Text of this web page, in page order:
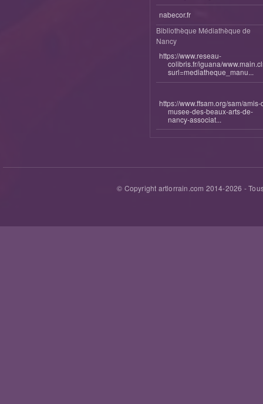
nabecor.fr
Bibliothèque Médiathèque de
Nancy
https://www.reseau-
colibris.fr/iguana/
surl=mediatheque_manu...
https://www.ffsam.org/sam/amis-
musee-des-beaux-arts-de-
nancy-associat...
© Copyright artlorrain.com 2014-2026 -